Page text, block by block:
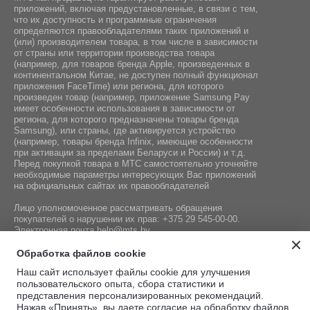
приложений, включая предустановленные, в связи с тем,
что их доступность и программные ограничения
определяются правообладателями таких приложений и
(или) производителем товара, в том числе в зависимости
от страны или территории производства товара
(например, для товаров бренда Apple, произведенных в
континентальном Китае, не доступен полный функционал
приложения FaceTime) или региона, для которого
произведен товар (например, приложение Samsung Pay
имеет особенности использования в зависимости от
региона, для которого предназначены товары бренда
Samsung), или страны, где активируется устройство
(например, товары бренда Infiniх, имеющие особенности
при активации за пределами Беларуси и России) и т.д.
Перед покупкой товара в МТС самостоятельно уточняйте
необходимые параметры интересующих Вас приложений
на официальных сайтах их правообладателей
Лицо уполномоченное рассматривать обращения
покупателей о нарушении их прав: +375 29 545-00-00.
Электронная почтаhelp@mts.by
Номер телефона работников местных исполнительных и
регистрации СООО «Мобильные ТелеСистемы»,
уполномоченных рассматривать обращения покупателей:
+375 17 215-14-65
Обработка файлов cookie
Наш сайт использует файлы cookie для улучшения
пользовательского опыта, сбора статистики и
представления персонализированных рекомендаций.
Нажав «Принять», вы даете согласие на обработку файлов